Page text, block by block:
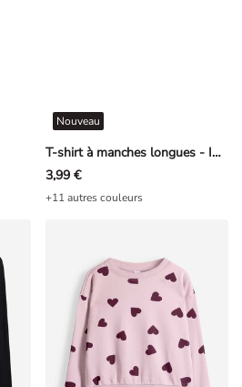
T-shirt à manches longues - Imprimé - rouge foncé
Nouveau
3,99 €
+11 autres couleurs